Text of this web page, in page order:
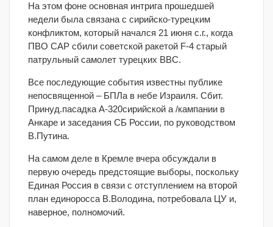
На этом фоне основная интрига прошедшей
недели была связана с сирийско-турецким
конфликтом, который начался 21 июня с.г., когда
ПВО САР сбили советской ракетой F-4 старый
патрульный самолет турецких ВВС.
Все последующие события известны публике
непосвященной – БПЛа в небе Израиля. Сбит.
Принуд.пасадка А-320сирийской а /кампании в
Анкаре и заседания СБ России, по руководством
В.Путина.
На самом деле в Кремле вчера обсуждали в
первую очередь предстоящие выборы, поскольку
Единая Россия в связи с отступлением на второй
план единоросса В.Володина, потребовала ЦУ и,
наверное, полномочий.